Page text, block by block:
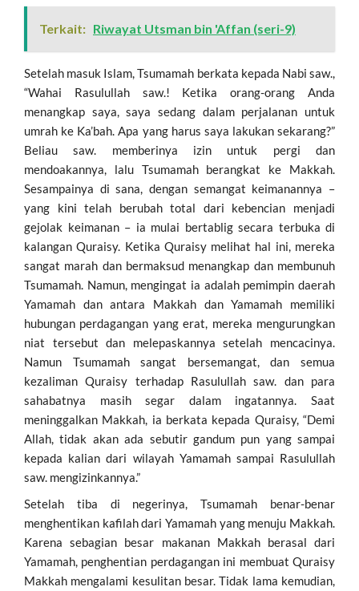
Terkait: Riwayat Utsman bin 'Affan (seri-9)
Setelah masuk Islam, Tsumamah berkata kepada Nabi saw.,
“Wahai Rasulullah saw.! Ketika orang-orang Anda
menangkap saya, saya sedang dalam perjalanan untuk
umrah ke Ka’bah. Apa yang harus saya lakukan sekarang?”
Beliau saw. memberinya izin untuk pergi dan
mendoakannya, lalu Tsumamah berangkat ke Makkah.
Sesampainya di sana, dengan semangat keimanannya –
yang kini telah berubah total dari kebencian menjadi
gejolak keimanan – ia mulai bertablig secara terbuka di
kalangan Quraisy. Ketika Quraisy melihat hal ini, mereka
sangat marah dan bermaksud menangkap dan membunuh
Tsumamah. Namun, mengingat ia adalah pemimpin daerah
Yamamah dan antara Makkah dan Yamamah memiliki
hubungan perdagangan yang erat, mereka mengurungkan
niat tersebut dan melepaskannya setelah mencacinya.
Namun Tsumamah sangat bersemangat, dan semua
kezaliman Quraisy terhadap Rasulullah saw. dan para
sahabatnya masih segar dalam ingatannya. Saat
meninggalkan Makkah, ia berkata kepada Quraisy, “Demi
Allah, tidak akan ada sebutir gandum pun yang sampai
kepada kalian dari wilayah Yamamah sampai Rasulullah
saw. mengizinkannya.”
Setelah tiba di negerinya, Tsumamah benar-benar
menghentikan kafilah dari Yamamah yang menuju Makkah.
Karena sebagian besar makanan Makkah berasal dari
Yamamah, penghentian perdagangan ini membuat Quraisy
Makkah mengalami kesulitan besar. Tidak lama kemudian,